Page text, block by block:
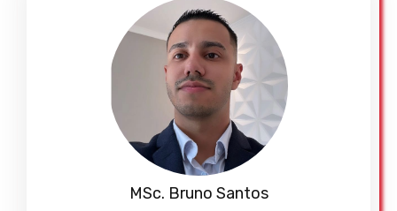
MSc. Bruno Santos